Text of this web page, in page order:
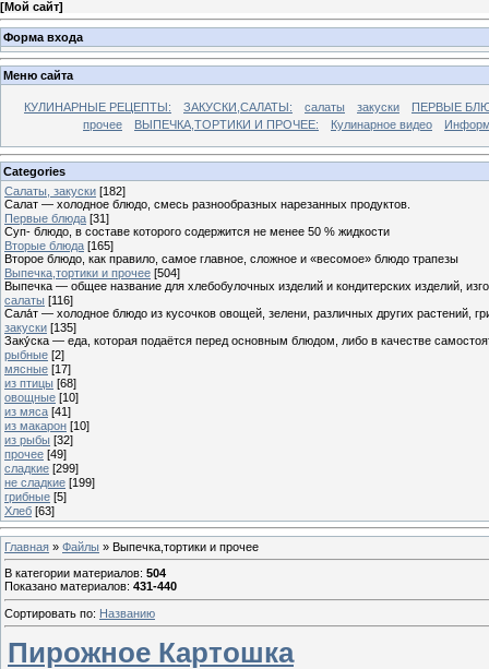
[Мой сайт]
Форма входа
Меню сайта
КУЛИНАРНЫЕ РЕЦЕПТЫ: ЗАКУСКИ,САЛАТЫ: салаты закуски
ПЕРВЫЕ
прочее
ВЫПЕЧКА,ТОРТИКИ И ПРОЧЕЕ: Кулинарное видео
Categories
Cалаты, закуски [182]
Салат — холодное блюдо, смесь разнообразных нарезанных продуктов.
Первые блюда [31]
Суп- блюдо, в составе которого содержится не менее 50 % жидкости
Вторые блюда [165]
Второе блюдо, как правило, самое главное, сложное и «весомое» блюдо трапезы
Выпечка,тортики и прочее [504]
Выпечка — общее название для хлебобулочных изделий и кондитерских изделий,
салаты [116]
Сала́т — холодное блюдо из кусочков овощей, зелени, различных других растений,
закуски [135]
Заку́ска — еда, которая подаётся перед основным блюдом, либо в качестве
рыбные [2]
мясные [17]
из птицы [68]
овощные [10]
из мяса [41]
из макарон [10]
из рыбы [32]
прочее [49]
сладкие [299]
не сладкие [199]
грибные [5]
Хлеб [63]
Главная » Файлы » Выпечка,тортики и прочее
В категории материалов: 504
Показано материалов: 431-440
Сортировать по: Названию
Пирожное Картошка